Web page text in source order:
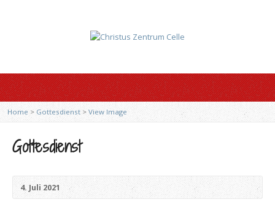
Home > Gottesdienst > View Image
Gottesdienst
4. Juli 2021